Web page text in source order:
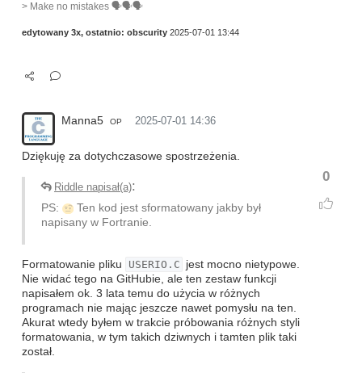
> Make no mistakes 🗣️🗣️🗣️
edytowany 3x, ostatnio: obscurity 2025-07-01 13:44
Manna5 OP 2025-07-01 14:36
0
Dziękuję za dotychczasowe spostrzeżenia.
Riddle napisał(a):
PS:
Ten kod jest sformatowany jakby był
napisany w Fortranie.
Formatowanie pliku USERIO.C jest mocno nietypowe.
Nie widać tego na GitHubie, ale ten zestaw funkcji
napisałem ok. 3 lata temu do użycia w różnych
programach nie mając jeszcze nawet pomysłu na ten.
Akurat wtedy byłem w trakcie próbowania różnych styli
formatowania, w tym takich dziwnych i tamten plik taki
został.